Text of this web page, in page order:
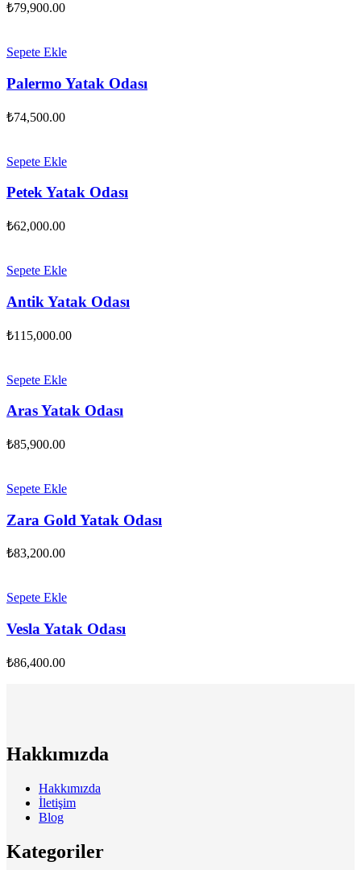
₺79,900.00
Sepete Ekle
Palermo Yatak Odası
₺74,500.00
Sepete Ekle
Petek Yatak Odası
₺62,000.00
Sepete Ekle
Antik Yatak Odası
₺115,000.00
Sepete Ekle
Aras Yatak Odası
₺85,900.00
Sepete Ekle
Zara Gold Yatak Odası
₺83,200.00
Sepete Ekle
Vesla Yatak Odası
₺86,400.00
Hakkımızda
Hakkımızda
İletişim
Blog
Kategoriler